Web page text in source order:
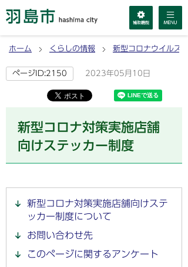
ホーム くらしの情報 新型コロナウイルス感
ページID:2150 2023年05月10日
新型コロナ対策実施店舗
向けステッカー制度
新型コロナ対策実施店舗向けステ
ッカー制度について
お問い合わせ先
このページに関するアンケート